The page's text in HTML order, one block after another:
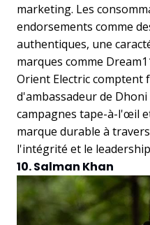
marketing. Les
endorsements comme
authentiques, une
marques comme
Orient Electric comptent
d'ambassadeur de
campagnes tape-à-l'œil
marque durable à
l'intégrité et le
10. Salman Khan